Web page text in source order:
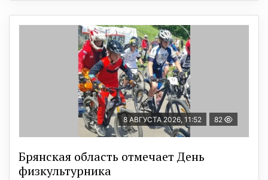
8 АВГУСТА 2026, 11:52 82
Брянская область отмечает День
физкультурника